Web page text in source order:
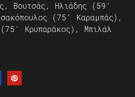
Βουτσάς, Ηλιάδης (59′
(75′ Καραμπάς),
Κρυπαράκος), Μπιλάλ